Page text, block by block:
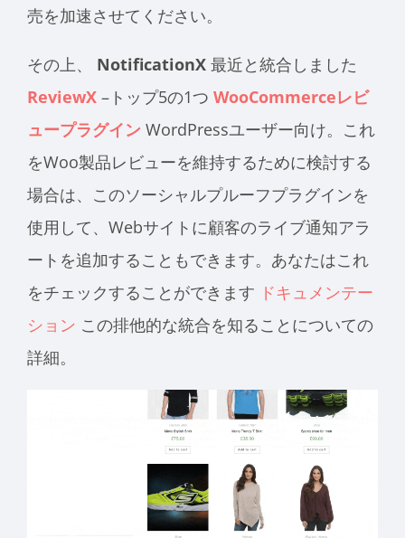
売を加速させてください。
その上、 NotificationX 最近と統合しました
ReviewX –トップ5の1つ WooCommerceレビ
ュープラグイン WordPressユーザー向け。これ
をWoo製品レビューを維持するために検討する
場合は、このソーシャルプルーフプラグインを
使用して、Webサイトに顧客のライブ通知アラ
ートを追加することもできます。あなたはこれ
をチェックすることができます ドキュメンテー
ション この排他的な統合を知ることについての
詳細。